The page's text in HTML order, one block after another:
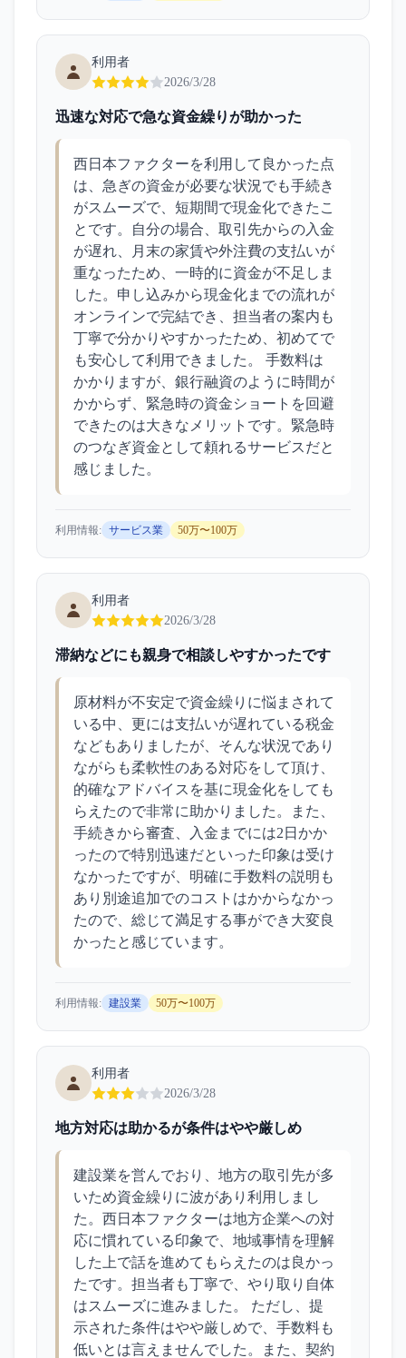
利用者
2026/3/28
迅速な対応で急な資金繰りが助かった
西日本ファクターを利用して良かった点
は、急ぎの資金が必要な状況でも手続き
がスムーズで、短期間で現金化できたこ
とです。自分の場合、取引先からの入金
が遅れ、月末の家賃や外注費の支払いが
重なったため、一時的に資金が不足しま
した。申し込みから現金化までの流れが
オンラインで完結でき、担当者の案内も
丁寧で分かりやすかったため、初めてで
も安心して利用できました。 手数料は
かかりますが、銀行融資のように時間が
かからず、緊急時の資金ショートを回避
できたのは大きなメリットです。緊急時
のつなぎ資金として頼れるサービスだと
感じました。
利用情報: サービス業 50万〜100万
利用者
2026/3/28
滞納などにも親身で相談しやすかったです
原材料が不安定で資金繰りに悩まされて
いる中、更には支払いが遅れている税金
などもありましたが、そんな状況であり
ながらも柔軟性のある対応をして頂け、
的確なアドバイスを基に現金化をしても
らえたので非常に助かりました。また、
手続きから審査、入金までには2日かか
ったので特別迅速だといった印象は受け
なかったですが、明確に手数料の説明も
あり別途追加でのコストはかからなかっ
たので、総じて満足する事ができ大変良
かったと感じています。
利用情報: 建設業 50万〜100万
利用者
2026/3/28
地方対応は助かるが条件はやや厳しめ
建設業を営んでおり、地方の取引先が多
いため資金繰りに波があり利用しまし
た。西日本ファクターは地方企業への対
応に慣れている印象で、地域事情を理解
した上で話を進めてもらえたのは良かっ
たです。担当者も丁寧で、やり取り自体
はスムーズに進みました。 ただし、提
示された条件はやや厳しめで、手数料も
低いとは言えませんでした。また、契約